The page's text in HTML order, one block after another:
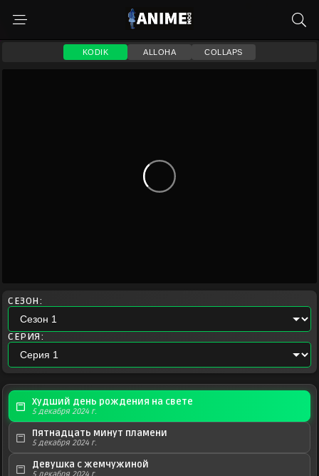
KODIK ALLOHA COLLAPS
СЕЗОН:
СЕРИЯ:
Худший день рождения на свете
5 декабря 2024 г.
Пятнадцать минут пламени
5 декабря 2024 г.
Девушка с жемчужиной